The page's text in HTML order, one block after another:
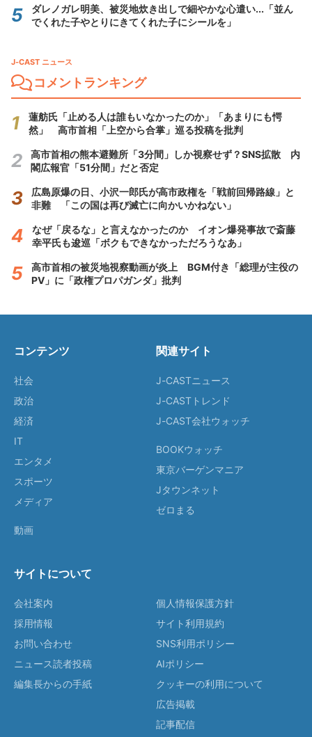
ダレノガレ明美、被災地炊き出しで細やかな心遣い...「並ん
でくれた子やとりにきてくれた子にシールを」
J-CAST ニュース
コメントランキング
蓮舫氏「止める人は誰もいなかったのか」「あまりにも愕
然」 高市首相「上空から合掌」巡る投稿を批判
高市首相の熊本避難所「3分間」しか視察せず？SNS拡散 内
閣広報官「51分間」だと否定
広島原爆の日、小沢一郎氏が高市政権を「戦前回帰路線」と
非難 「この国は再び滅亡に向かいかねない」
なぜ「戻るな」と言えなかったのか イオン爆発事故で斎藤
幸平氏も逡巡「ボクもできなかっただろうなあ」
高市首相の被災地視察動画が炎上 BGM付き「総理が主役の
PV」に「政権プロパガンダ」批判
コンテンツ
社会
政治
経済
IT
エンタメ
スポーツ
メディア
動画
関連サイト
J-CASTニュース
J-CASTトレンド
J-CAST会社ウォッチ
BOOKウォッチ
東京バーゲンマニア
Jタウンネット
ゼロまる
サイトについて
会社案内
採用情報
お問い合わせ
ニュース読者投稿
編集長からの手紙
個人情報保護方針
サイト利用規約
SNS利用ポリシー
AIポリシー
クッキーの利用について
広告掲載
記事配信